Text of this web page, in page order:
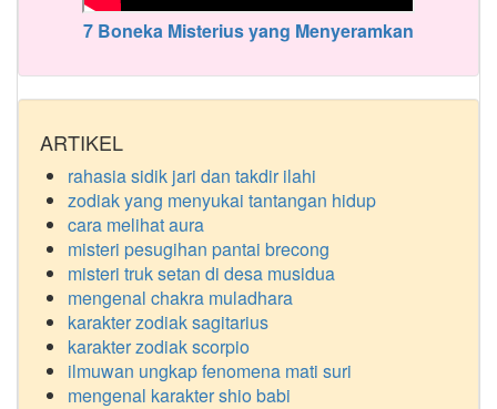
7 Boneka Misterius yang Menyeramkan
ARTIKEL
rahasia sidik jari dan takdir ilahi
zodiak yang menyukai tantangan hidup
cara melihat aura
misteri pesugihan pantai brecong
misteri truk setan di desa musidua
mengenal chakra muladhara
karakter zodiak sagitarius
karakter zodiak scorpio
ilmuwan ungkap fenomena mati suri
mengenal karakter shio babi